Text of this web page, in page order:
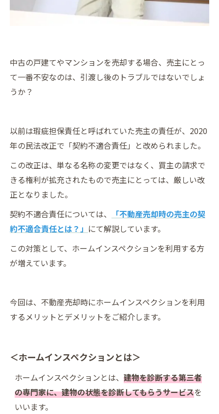
中古の戸建てやマンションを売却する場合、売主にとっ
て一番不安なのは、引渡し後のトラブルではないでしょ
うか？
以前は瑕疵担保責任と呼ばれていた売主の責任が、2020
年の民法改正で「契約不適合責任」と改められました。
この改正は、単なる名称の変更ではなく、買主の請求で
きる権利が拡充されたもので売主にとっては、厳しい改
正となりました。
契約不適合責任については、
「不動産売却時の売主の契
約不適合責任とは？」 にて解説しています。
この対策として、ホームインスペクションを利用する方
が増えています。
今回は、不動産売却時にホームインスペクションを利用
するメリットとデメリットをご紹介します。
＜ホームインスペクションとは＞
ホームインスペクションとは、 建物を診断する第三者
の専門家に、建物の状態を診断してもらうサービスを
いいます。